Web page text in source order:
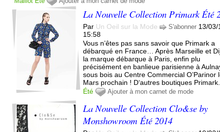
La Nouvelle Collection Primark Été
Par Un Oeil sur la Mode S'abonner 13/03/
15:58
Vous n’êtes pas sans savoir que Primark a
débarqué en France… Après Marseille et
la marque débarque à Paris, enfin plu
précisément en banlieue parisienne à
sous bois au Centre Commercial O’Parinor
Mars prochain ! D‘autres boutiques
Été
Ajouter à mon carnet de mode
La Nouvelle Collection Clo&se by
Monshowroom Été 2014